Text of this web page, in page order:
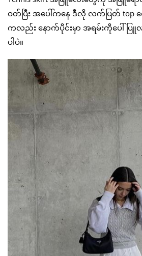
ဝတ်ပြီး အပေါ်ကနေ ဒီလို လက်ပြတ် top
ကလည်း နောက်ပိုင်းမှာ အရမ်းကိုပေါ်ပြူ
ပါပဲ။